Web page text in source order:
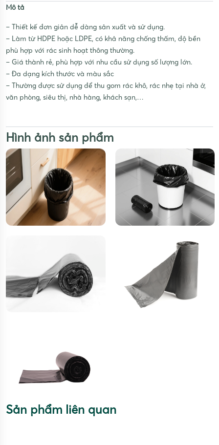
Mô tả
– Thiết kế đơn giản dễ dàng sản xuất và sử dụng.
– Làm từ HDPE hoặc LDPE, có khả năng chống thấm, độ bền
phù hợp với rác sinh hoạt thông thường.
– Giá thành rẻ, phù hợp với nhu cầu sử dụng số lượng lớn.
– Đa dạng kích thước và màu sắc
– Thường được sử dụng để thu gom rác khô, rác nhẹ tại nhà ở,
văn phòng, siêu thị, nhà hàng, khách sạn,…
Hình ảnh sản phẩm
Sản phẩm liên quan